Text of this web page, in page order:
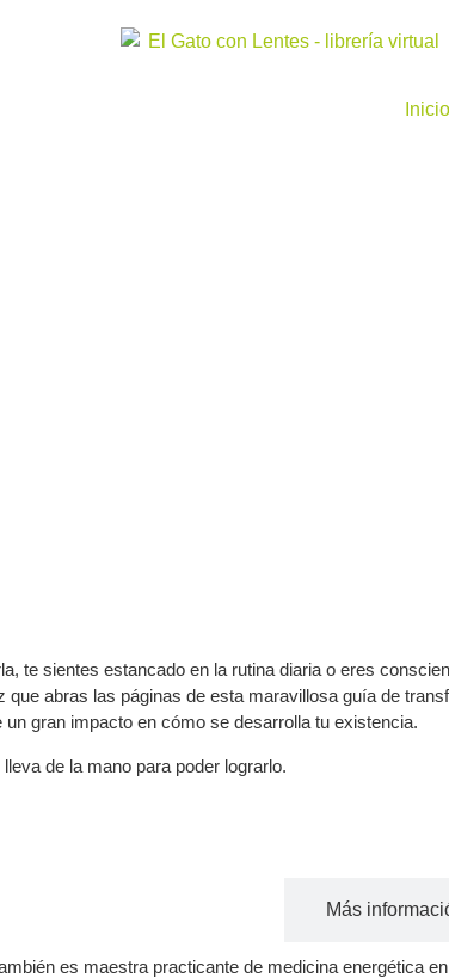
Inicio
te sientes estancado en la rutina diaria o eres
abras las páginas de esta maravillosa guía de
gran impacto en cómo se desarrolla tu existencia.
de la mano para poder lograrlo.
Más
es maestra practicante de medicina energética